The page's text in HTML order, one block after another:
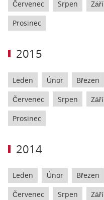
Červenec Srpen Září
Prosinec
2015
Leden Únor Březen
Červenec Srpen Září
Prosinec
2014
Leden Únor Březen
Červenec Srpen Září